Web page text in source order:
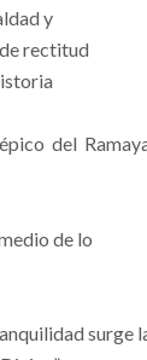
y
rectitud
del
de lo
surge